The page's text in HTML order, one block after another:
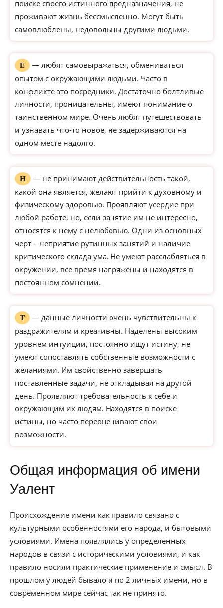
поиске своего истинного предназначения, не
проживают жизнь бессмысленно. Могут быть
самовлюблены, недовольны другими людьми.
Е
— любят самовыражаться, обмениваться
опытом с окружающими людьми. Часто в
конфликте это посредники. Достаточно болтливые
личности, проницательны, имеют понимание о
таинственном мире. Очень любят путешествовать
и узнавать что-то новое, не задерживаются на
одном месте надолго.
Н
— не принимают действительность такой,
какой она является, желают прийти к духовному и
физическому здоровью. Проявляют усердие при
любой работе, но, если занятие им не интересно,
относятся к нему с нелюбовью. Одни из основных
черт – неприятие рутинных занятий и наличие
критического склада ума. Не умеют расслабляться в
окружении, все время напряжены и находятся в
постоянном сомнении.
Т
— данные личности очень чувствительны к
раздражителям и креативны. Наделены высоким
уровнем интуиции, постоянно ищут истину, не
умеют сопоставлять собственные возможности с
желаниями. Им свойственно завершать
поставленные задачи, не откладывая на другой
день. Проявляют требовательность к себе и
окружающим их людям. Находятся в поиске
истины, но часто переоценивают свои
возможности.
Общая информация об имени
Уалент
Происхождение имени как правило связано с
культурными особенностями его народа, и бытовыми
условиями. Имена появлялись у определенных
народов в связи с историческими условиями, и как
правило носили практические применение и смысл. В
прошлом у людей бывало и по 2 личных имени, но в
современном мире сейчас так не принято.